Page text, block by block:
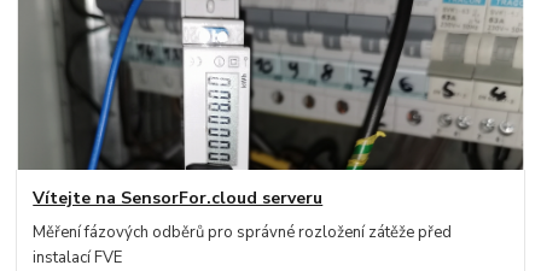
Vítejte na SensorFor.cloud serveru
Měření fázových odběrů pro správné rozložení zátěže před
instalací FVE